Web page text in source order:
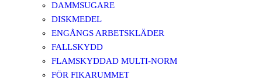
DAMMSUGARE
DISKMEDEL
ENGÅNGS ARBETSKLÄDER
FALLSKYDD
FLAMSKYDDAD MULTI-NORM
FÖR FIKARUMMET